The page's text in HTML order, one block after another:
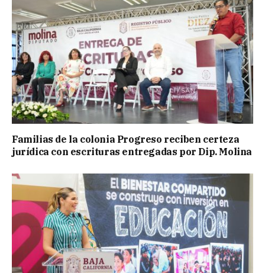
Familias de la colonia Progreso reciben certeza
jurídica con escrituras entregadas por Dip. Molina